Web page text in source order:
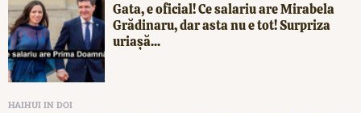
Gata, e oficial! Ce salariu are Mirabela
Grădinaru, dar asta nu e tot! Surpriza
uriașă...
HAIHUI IN DOI